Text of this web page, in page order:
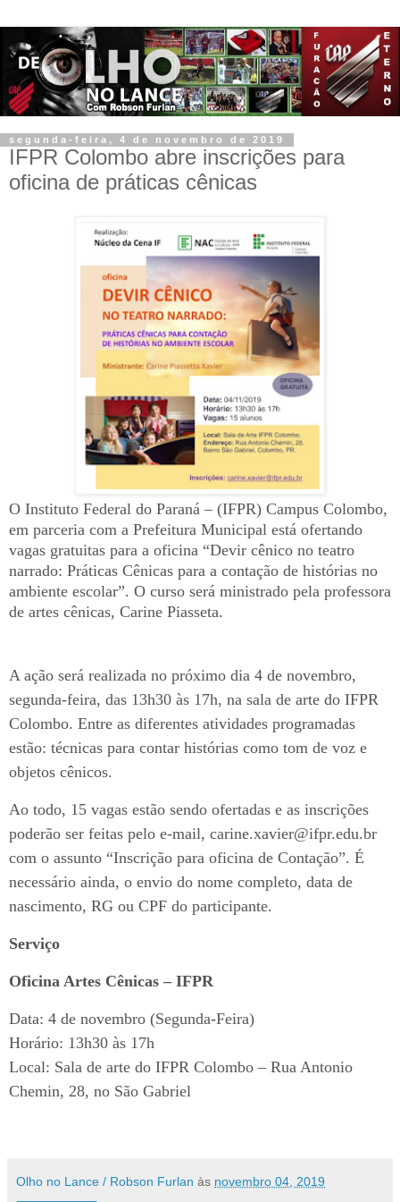
segunda-feira, 4 de novembro de 2019
IFPR Colombo abre inscrições para
oficina de práticas cênicas
O Instituto Federal do Paraná – (IFPR) Campus Colombo,
em parceria com a Prefeitura Municipal está ofertando
vagas gratuitas para a oficina “Devir cênico no teatro
narrado: Práticas Cênicas para a contação de histórias no
ambiente escolar”. O curso será ministrado pela professora
de artes cênicas, Carine Piasseta.
A ação será realizada no próximo dia 4 de novembro,
segunda-feira, das 13h30 às 17h, na sala de arte do IFPR
Colombo. Entre as diferentes atividades programadas
estão: técnicas para contar histórias como tom de voz e
objetos cênicos.
Ao todo, 15 vagas estão sendo ofertadas e as inscrições
poderão ser feitas pelo e-mail, carine.xavier@ifpr.edu.br
com o assunto “Inscrição para oficina de Contação”. É
necessário ainda, o envio do nome completo, data de
nascimento, RG ou CPF do participante.
Serviço
Oficina Artes Cênicas – IFPR
Data: 4 de novembro (Segunda-Feira)
Horário: 13h30 às 17h
Local: Sala de arte do IFPR Colombo – Rua Antonio
Chemin, 28, no São Gabriel
Olho no Lance / Robson Furlan às novembro 04, 2019